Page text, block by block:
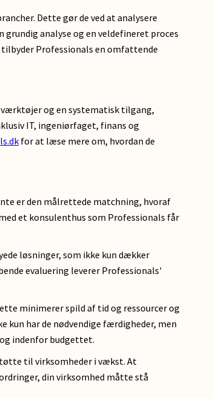
Dette gør de ved at analysere
analyse og en veldefineret proces
Professionals en omfattende
og en systematisk tilgang,
IT, ingeniørfaget, finans og
for at læse mere om, hvordan de
er den målrettede matchning, hvoraf
et konsulenthus som Professionals får
løsninger, som ikke kun dækker
evaluering leverer Professionals'
minimerer spild af tid og ressourcer og
kun har de nødvendige færdigheder, men
indenfor budgettet.
til virksomheder i vækst. At
din virksomhed måtte stå